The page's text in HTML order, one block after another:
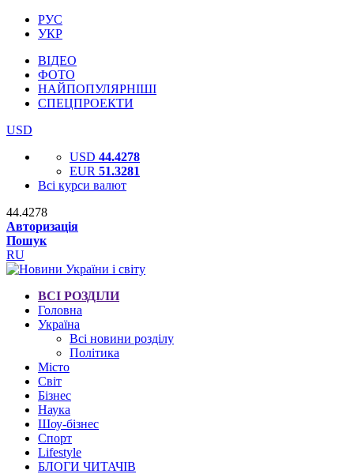
РУС
УКР
ВІДЕО
ФОТО
НАЙПОПУЛЯРНІШІ
СПЕЦПРОЕКТИ
USD
USD 44.4278
EUR 51.3281
Всі курси валют
44.4278
Авторизація
Пошук
RU
ВСІ РОЗДІЛИ
Головна
Україна
Всі новини розділу
Політика
Місто
Світ
Бізнес
Наука
Шоу-бізнес
Спорт
Lifestyle
БЛОГИ ЧИТАЧІВ